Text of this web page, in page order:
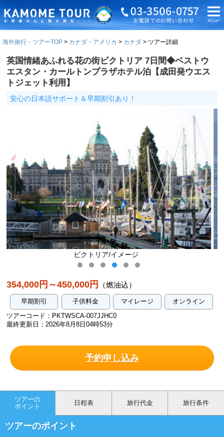
海外旅行・ツアーTOP カナダ・アメリカ カナダ ツアー詳細
英国情緒あふれる花の街ビクトリア 7日間◆ベストウ
エスタン・カールトンプラザホテル泊【成田発ウエス
トジェット利用】
安心の日本語サポート＆早期割引あり！
ホエールウォッチング/イメ
354,000円～450,000円 （燃油込）
早期割引 子供料金 マイレージ
オンライン
ツアーコード：PKTWSCA-007JJHC0
最終更新日：2026年8月8日04時53分
予約申し込み
ツアーの
ポイント
日程表 旅行代金 旅行条件
ツアーのポイント